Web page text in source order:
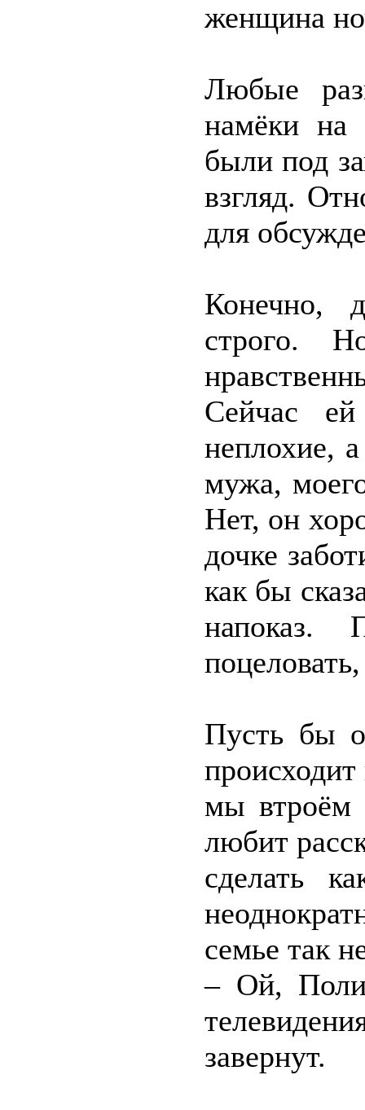
женщина
Любые
намёки на
были под
взгляд.
для
Конечно,
строго.
Сейчас
неплохие,
мужа,
Нет, он
дочке
как бы
напоказ.
Пусть бы
мы втроём
любит
сделать
семье так
– Ой,
завернут.